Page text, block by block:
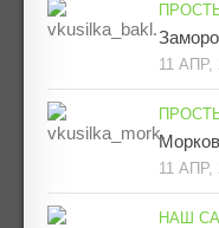
11 АПР,
11 АПР,
НАШ